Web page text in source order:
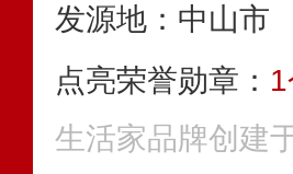
发源地：中山市
点亮荣誉勋章：
生活家品牌创建